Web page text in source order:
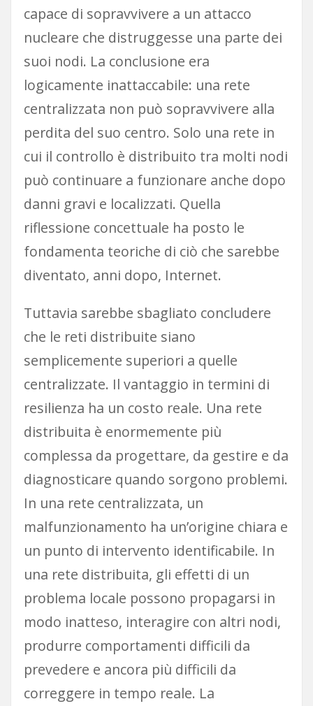
capace di sopravvivere a un attacco
nucleare che distruggesse una parte dei
suoi nodi. La conclusione era
logicamente inattaccabile: una rete
centralizzata non può sopravvivere alla
perdita del suo centro. Solo una rete in
cui il controllo è distribuito tra molti nodi
può continuare a funzionare anche dopo
danni gravi e localizzati. Quella
riflessione concettuale ha posto le
fondamenta teoriche di ciò che sarebbe
diventato, anni dopo, Internet.
Tuttavia sarebbe sbagliato concludere
che le reti distribuite siano
semplicemente superiori a quelle
centralizzate. Il vantaggio in termini di
resilienza ha un costo reale. Una rete
distribuita è enormemente più
complessa da progettare, da gestire e da
diagnosticare quando sorgono problemi.
In una rete centralizzata, un
malfunzionamento ha un’origine chiara e
un punto di intervento identificabile. In
una rete distribuita, gli effetti di un
problema locale possono propagarsi in
modo inatteso, interagire con altri nodi,
produrre comportamenti difficili da
prevedere e ancora più difficili da
correggere in tempo reale. La